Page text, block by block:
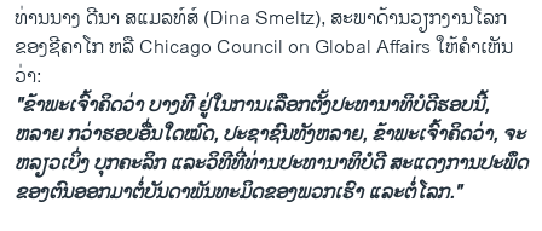
ທ່ານ​ນາງ ດີ​ນາ ສ​ແມ​ລ​ທ໌​ສ໌ (Dina Smeltz), ສະ​ພາ​ດ້ານ​ວຽກ​ງານ​ໂລກ​
ຂອງຊີ​ຄາ​ໂກ ຫລື Chicago Council on Global Affairs ໃຫ້​ຄຳ​ເຫັນ​
ວ່າ:
"ຂ້າ​ພະ​ເຈົ້າ​ຄິດ​ວ່າ ບາງ​ທີ ຢູ່​ໃນ​ການ​ເລືອກ​ຕັ້ງ​ປະ​ທາ​ນາ​ທິ​ບໍ​ດີ​ຮອບນີ້,
ຫລາຍ ກວ່າ​ຮອບ​ອື່ນໃດ​ໝົດ, ປະ​ຊາ​ຊົນ​ທັງ​ຫລາຍ​, ຂ້າ​ພະ​ເຈົ້າ​ຄິດ​ວ່າ, ຈະ
ຫລຽວ​ເບິ່ງ ບຸກ​ຄະ​ລິກ ແລະ​ວິ​ທີທີ່​ທ່ານ​ປະ​ທາ​ນາ​ທິ​ບໍ​ດີ ສະ​ແດງ​ການ​ປະ​ພຶດ
ຂອງຕົນ​ອອກ​ມາ​ຕໍ່ບັນ​ດາ​ພັນ​ທະ​ມິດ​ຂອງ​ພວກ​ເຮົາ ແລະ​ຕໍ່​ໂລກ."